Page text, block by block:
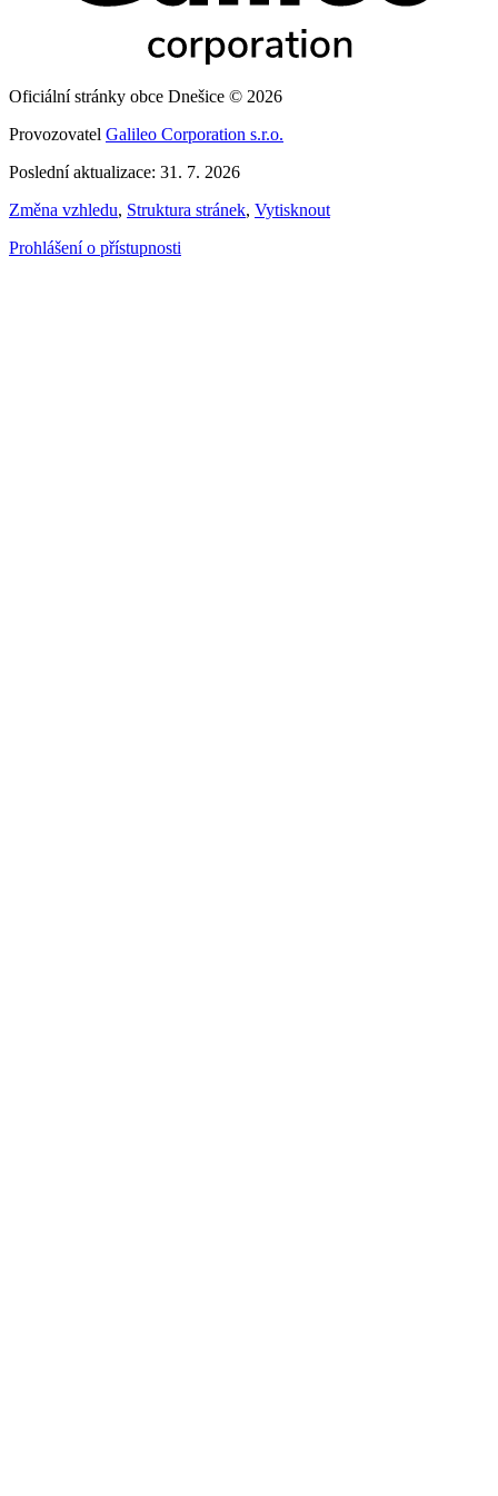
Oficiální stránky obce Dnešice © 2026
Provozovatel Galileo Corporation s.r.o.
Poslední aktualizace: 31. 7. 2026
Změna vzhledu, Struktura stránek, Vytisknout
Prohlášení o přístupnosti